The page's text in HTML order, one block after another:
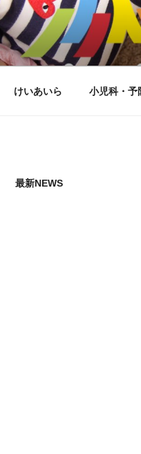
こどもと
けいあいら 小児科・予
最新NEWS